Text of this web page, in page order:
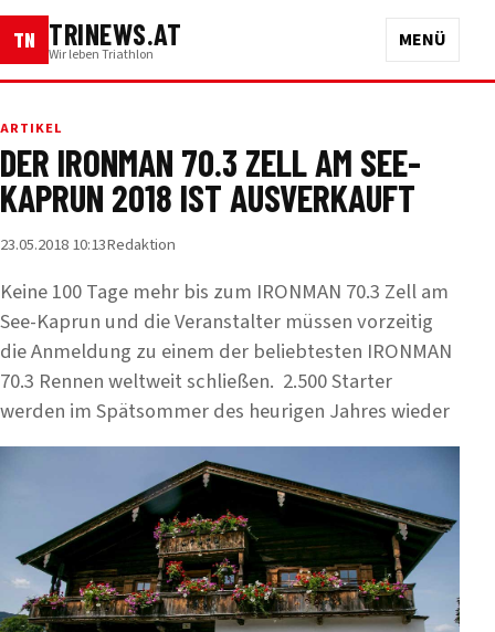
TN TRINEWS.AT
Wir leben Triathlon
MENÜ
ARTIKEL
DER IRONMAN 70.3 ZELL AM SEE-
KAPRUN 2018 IST AUSVERKAUFT
23.05.2018 10:13Redaktion
Keine 100 Tage mehr bis zum IRONMAN 70.3 Zell am
See-Kaprun und die Veranstalter müssen vorzeitig
die Anmeldung zu einem der beliebtesten IRONMAN
70.3 Rennen weltweit schließen. 2.500 Starter
werden im Spätsommer des heurigen Jahres wieder